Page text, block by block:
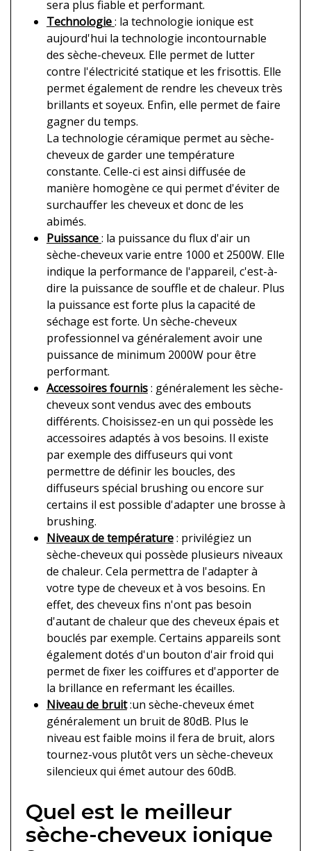
sera plus fiable et performant.
Technologie: la technologie ionique est
aujourd'hui la technologie incontournable
des sèche-cheveux. Elle permet de lutter
contre l'électricité statique et les frisottis. Elle
permet également de rendre les cheveux très
brillants et soyeux. Enfin, elle permet de faire
gagner du temps.
La technologie céramique permet au sèche-
cheveux de garder une température
constante. Celle-ci est ainsi diffusée de
manière homogène ce qui permet d'éviter de
surchauffer les cheveux et donc de les
abimés.
Puissance: la puissance du flux d'air un
sèche-cheveux varie entre 1000 et 2500W. Elle
indique la performance de l'appareil, c'est-à-
dire la puissance de souffle et de chaleur. Plus
la puissance est forte plus la capacité de
séchage est forte. Un sèche-cheveux
professionnel va généralement avoir une
puissance de minimum 2000W pour être
performant.
Accessoires fournis: généralement les sèche-
cheveux sont vendus avec des embouts
différents. Choisissez-en un qui possède les
accessoires adaptés à vos besoins. Il existe
par exemple des diffuseurs qui vont
permettre de définir les boucles, des
diffuseurs spécial brushing ou encore sur
certains il est possible d'adapter une brosse à
brushing.
Niveaux de température: privilégiez un
sèche-cheveux qui possède plusieurs niveaux
de chaleur. Cela permettra de l'adapter à
votre type de cheveux et à vos besoins. En
effet, des cheveux fins n'ont pas besoin
d'autant de chaleur que des cheveux épais et
bouclés par exemple. Certains appareils sont
également dotés d'un bouton d'air froid qui
permet de fixer les coiffures et d'apporter de
la brillance en refermant les écailles.
Niveau de bruit:un sèche-cheveux émet
généralement un bruit de 80dB. Plus le
niveau est faible moins il fera de bruit, alors
tournez-vous plutôt vers un sèche-cheveux
silencieux qui émet autour des 60dB.
Quel est le meilleur
sèche-cheveux ionique